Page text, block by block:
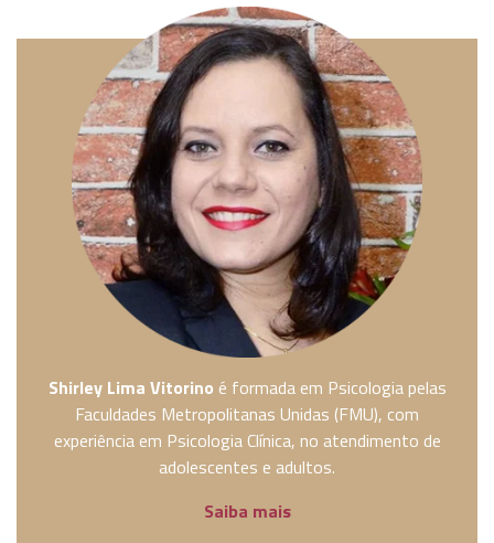
Shirley Lima Vitorino é formada em Psicologia pelas
Faculdades Metropolitanas Unidas (FMU), com
experiência em Psicologia Clínica, no atendimento de
adolescentes e adultos.
Saiba mais